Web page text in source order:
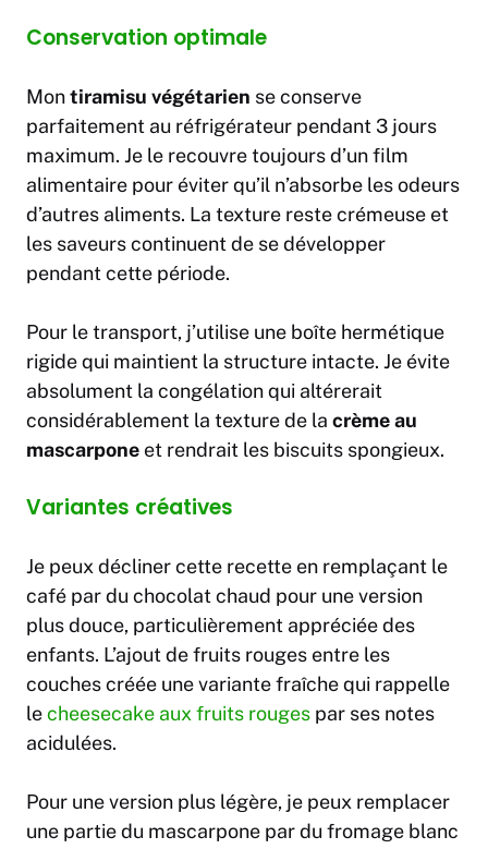
Conservation optimale
Montiramisu végétarien se conserve
parfaitement au réfrigérateur pendant 3 jours
maximum. Je le recouvre toujours d’un film
alimentaire pour éviter qu’il n’absorbe les odeurs
d’autres aliments. La texture reste crémeuse et
les saveurs continuent de se développer
pendant cette période.
Pour le transport, j’utilise une boîte hermétique
rigide qui maintient la structure intacte. Je évite
absolument la congélation qui altérerait
considérablement la texture de la crème au
mascarpone et rendrait les biscuits spongieux.
Variantes créatives
Je peux décliner cette recette en remplaçant le
café par du chocolat chaud pour une version
plus douce, particulièrement appréciée des
enfants. L’ajout de fruits rouges entre les
couches créée une variante fraîche qui rappelle
lecheesecake aux fruits rouges par ses notes
acidulées.
Pour une version plus légère, je peux remplacer
une partie du mascarpone par du fromage blanc